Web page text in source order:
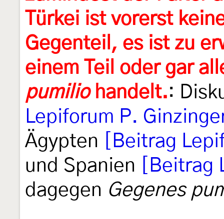
Türkei ist vorerst
Gegenteil, es ist zu
einem Teil oder gar
pumiliohandelt.:
Lepiforum P.
Ägypten
[Beitrag
und Spanien
[Beitrag
dagegen Gegenes